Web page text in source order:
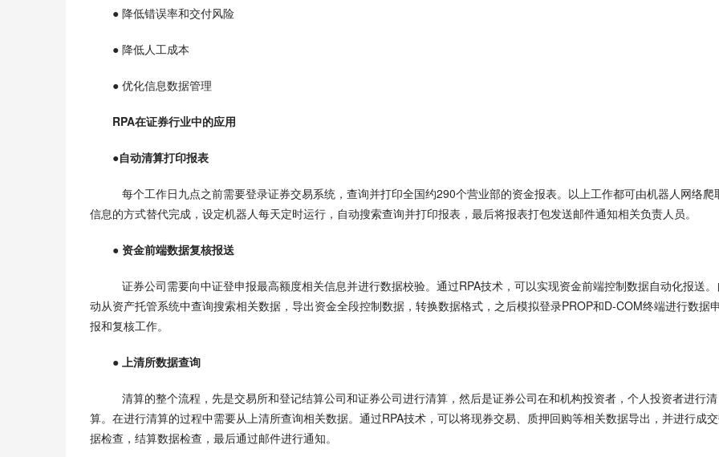
● 降低错误率和交付风险
● 降低人工成本
● 优化信息数据管理
RPA在证券行业中的应用
●自动清算打印报表
每个工作日九点之前需要登录证券交易系统，查询并打印全国约290个营业部的资金报表。以上工作都可由机器人网络爬
信息的方式替代完成，设定机器人每天定时运行，自动搜索查询并打印报表，最后将报表打包发送邮件通知相关负责人员。
● 资金前端数据复核报送
证券公司需要向中证登申报最高额度相关信息并进行数据校验。通过RPA技术，可以实现资金前端控制数据自动化报送。
动从资产托管系统中查询搜索相关数据，导出资金全段控制数据，转换数据格式，之后模拟登录PROP和D-COM终端进行数据申
报和复核工作。
● 上清所数据查询
清算的整个流程，先是交易所和登记结算公司和证券公司进行清算，然后是证券公司在和机构投资者，个人投资者进行清
算。在进行清算的过程中需要从上清所查询相关数据。通过RPA技术，可以将现券交易、质押回购等相关数据导出，并进行成
据检查，结算数据检查，最后通过邮件进行通知。